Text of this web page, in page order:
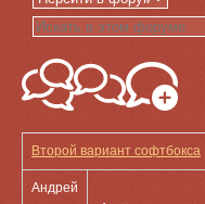
Второй вариант софтбокса
Андрей